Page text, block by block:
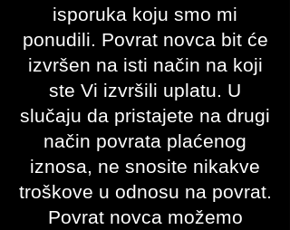
isporuka koju smo mi
ponudili. Povrat novca bit će
izvršen na isti način na koji
ste Vi izvršili uplatu. U
slučaju da pristajete na drugi
način povrata plaćenog
iznosa, ne snosite nikakve
troškove u odnosu na povrat.
Povrat novca možemo